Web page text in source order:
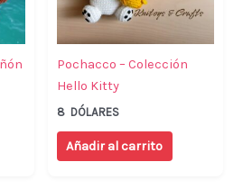
Pochacco – Colección
Hello Kitty
8 DÓLARES
Añadir al carrito